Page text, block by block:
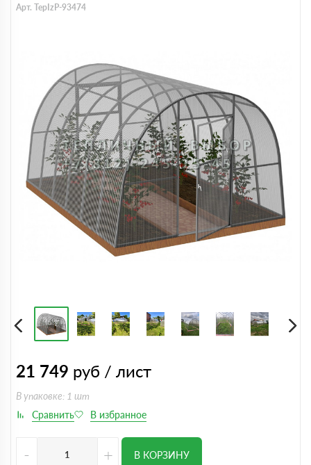
Арт. TepIzP-93474
21 749 руб / лист
В упаковке: 1 шт
- + В КОРЗИНУ